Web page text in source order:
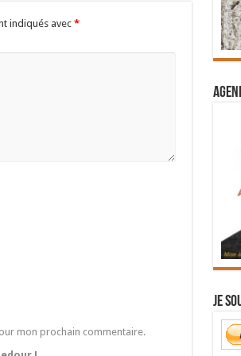
indiqués avec *
mon prochain commentaire.
Je